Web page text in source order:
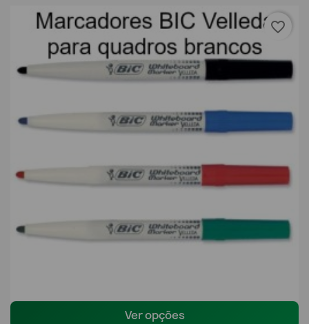
Ver opções
favorite_border